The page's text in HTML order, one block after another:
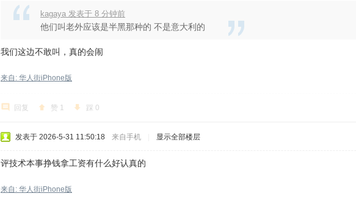
kagaya 发表于 8 分钟前
他们叫老外应该是半黑那种的 不是意大利的
我们这边不敢叫，真的会闹
来自: 华人街iPhone版
回复 赞 1 踩 0
发表于 2026-5-31 11:50:18 来自手机 显示全部楼层
评技术本事挣钱拿工资有什么好认真的
来自: 华人街iPhone版